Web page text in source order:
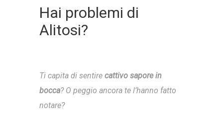
Hai problemi di
Alitosi?
Ti capita di sentire cattivo sapore in
bocca? O peggio ancora te l’hanno fatto
notare?